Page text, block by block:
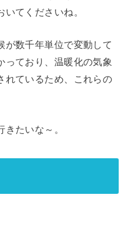
てくださいね。
が数千年単位で変動して
っており、温暖化の気象
れているため、これらの
たいな～。